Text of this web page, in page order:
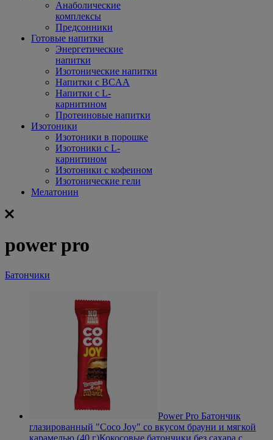
Анаболические
комплексы
Предсонники
Готовые напитки
Энергетические
напитки
Изотонические напитки
Напитки с BCAA
Напитки с L-
карнитином
Протеиновые напитки
Изотоники
Изотоники в порошке
Изотоники с L-
карнитином
Изотоники с кофеином
Изотонические гели
Мелатонин
power pro
Батончики
Power Pro Батончик
глазированный "Coco Joy" со вкусом брауни и мягкой
карамелью (40 г)Кокосовые батончики без сахара с